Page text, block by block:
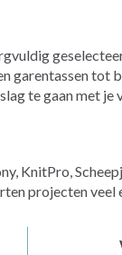
garentassen
te gaan met
projecten veel